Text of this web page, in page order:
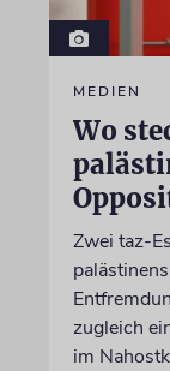
MEDIEN
Wo
Zwei taz-
zugleich
im